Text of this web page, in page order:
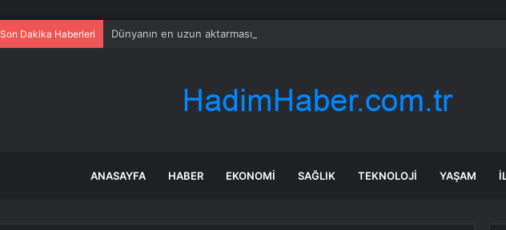
Son Dakika Haberleri Dünyanın en uzun aktarmasız uçuşunda tarihi rekor: 24 saatten fazla havada
ANASAYFA HABER EKONOMI SAĞLIK TEKNOLOJI YAŞAM